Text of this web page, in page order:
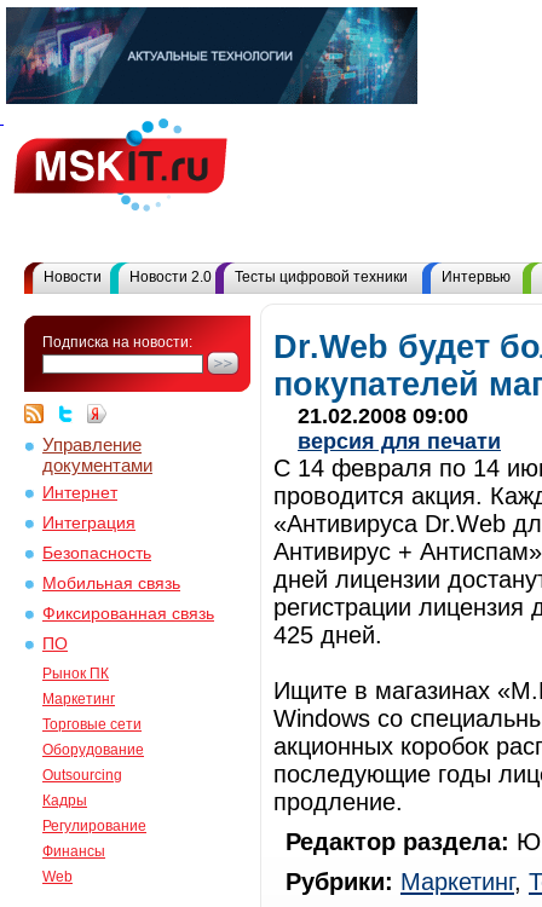
Новости Новости 2.0 Тесты цифровой техники Интервью
Подписка на новости:
Управление
документами
Интернет
Интеграция
Безопасность
Мобильная связь
Фиксированная связь
ПО
Рынок ПК
Маркетинг
Торговые сети
Оборудование
Outsourcing
Кадры
Регулирование
Финансы
Web
Dr.Web будет
покупателей
21.02.2008 09:00
версия для печати
C 14 февраля по 14
проводится акция.
«Антивируса Dr.Web
Антивирус +
дней лицензии
регистрации лицензия
425 дней.
Ищите в магазинах
Windows со
акционных коробок
последующие годы
продление.
Редактор раздела:
Рубрики: Маркетинг,